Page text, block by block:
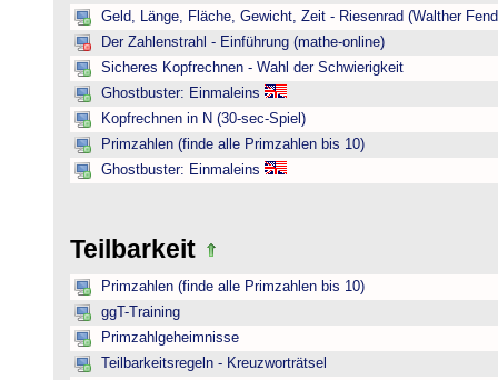
Geld, Länge, Fläche, Gewicht, Zeit - Riesenrad (Walther
Der Zahlenstrahl - Einführung (mathe-online)
Sicheres Kopfrechnen - Wahl der Schwierigkeit
Ghostbuster: Einmaleins
Kopfrechnen in N (30-sec-Spiel)
Primzahlen (finde alle Primzahlen bis 10)
Ghostbuster: Einmaleins
Teilbarkeit
Primzahlen (finde alle Primzahlen bis 10)
ggT-Training
Primzahlgeheimnisse
Teilbarkeitsregeln - Kreuzworträtsel